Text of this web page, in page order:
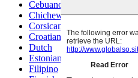
Cebuano
Chichewa
Corsican
Croatian
Dutch
Estonian
Filipino